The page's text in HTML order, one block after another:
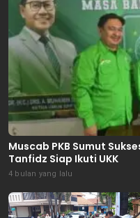
Muscab PKB Sumut
Tanfidz Siap Ikuti UKK
4 bulan yang lalu